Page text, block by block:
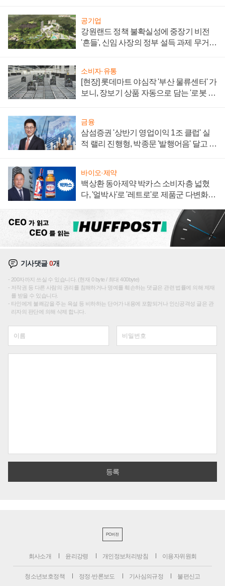
공기업
강원랜드 정책 불확실성에 중장기 비전
'흔들', 신임 사장의 정부 설득 과제 무거워
소비자·유통
[현장] 롯데마트 야심작 '부산 물류센터' 가
보니, 장보기 상품 자동으로 담는 '로봇 40
금융
삼섬증권 '상반기 영업이익 1조 클럽' 실
적 랠리 진행형, 박종문 '발행어음' 달고 연
바이오·제약
백상환 동아제약 박카스 소비자층 넓혔
다, '얼박사'로 '레트로'로 제품군 다변화
기사댓글0개
200자까지 쓰실 수 있습니다. (현재 0 byte / 최대 400byte)
저작권 등 다른 사람의 권리를 침해하거나 명예를 훼손하는 댓글은 관련 법률에 의해 제재
를 받을 수 있습니다.
타인에게 불쾌감을 주는 욕설 등 비하하는 단어가 내용에 포함되거나 인신공격성 글은 관
리자의 판단에 의해 삭제 합니다.
PC버전
회사소개 윤리강령 개인정보처리방침 이용자위원회
청소년보호정책 정정·반론보도 기사심의규정 불편신고